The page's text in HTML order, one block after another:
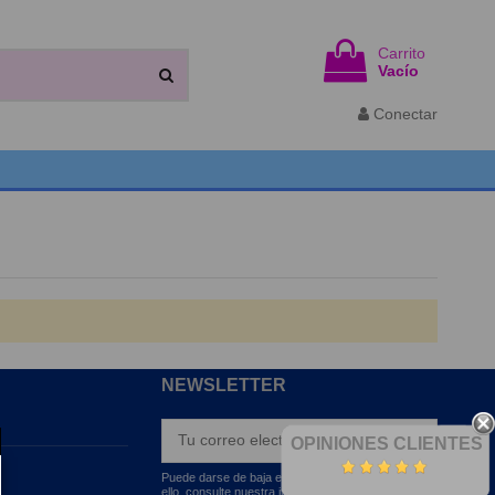
Carrito
Vacío
Conectar
OPINIONES CLIENTES
NEWSLETTER
Puede darse de baja en cualquier momento. Para
ello, consulte nuestra información de contacto en